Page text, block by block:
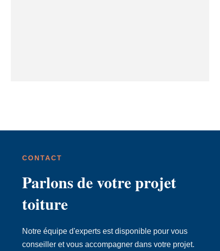
CONTACT
Parlons de votre projet
toiture
Notre équipe d'experts est disponible pour vous
conseiller et vous accompagner dans votre projet.